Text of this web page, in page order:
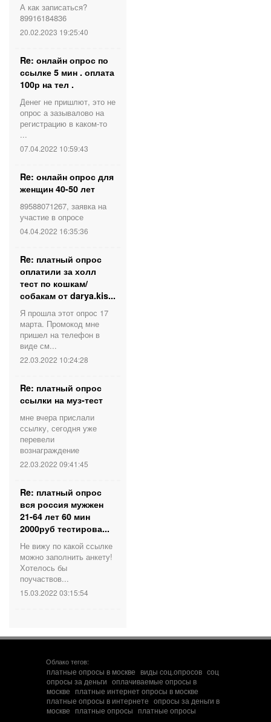
А как записаться?
89916184836
20.02.2023 19:25:40
Re: онлайн опрос по
ссылке 5 мин . оплата
100р на тел .
Денег не пришлют, это не
опрос а зазывалово на
регистрацию в каком-то
...
07.04.2022 10:59:43
Re: онлайн опрос для
женщин 40-50 лет
89588071267, заявка на
участие в опросе
04.04.2022 16:35:36
Re: платный опрос
оплатили за холл
тест по кошкам/
собакам от darya.kis...
Я прошла этот опрос 17
марта. Промокод мне
пришел на телефон в
виде см...
22.03.2022 10:24:28
Re: платный опрос
ссылки на муз-тест
мне вчера прислали
ссылку, сегодня уже
перевели
вознаграждение
22.03.2022 09:41:45
Re: платный опрос
вся россия мужжен
21-64 лет 60 мин
2000руб тестирова...
Не вижу по какой ссылке
можно заполнить анкету!
Хотелось бы
поучаствов...
15.03.2022 03:15:54
Облако тегов:
платные опросы в москве виды соц.опросов соц
опросы за деньги оплачиваемые опросы в
москве платные интернет опросы в москве
платные опросы в интернете опросы за деньги в
москве платные опросы платные опросы